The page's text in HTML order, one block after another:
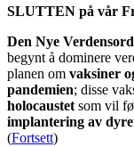
SLUTTEN på vår
Den Nye
begynt å dominere
planen om vaksiner
pandemien; disse
holocaustet som vil
implantering av
(Fortsett)